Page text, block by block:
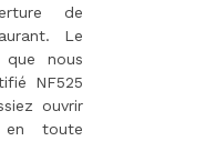
de
Le
nous
NF525
ouvrir
en toute